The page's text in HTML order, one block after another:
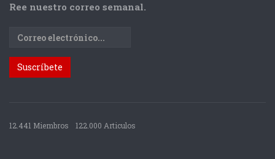
Ree nuestro correo semanal.
12.441 Miembros 122.000 Articulos